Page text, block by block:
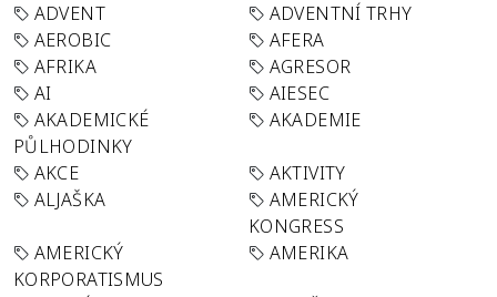
ADVENT
ADVENTNÍ TRHY
AEROBIC
AFERA
AFRIKA
AGRESOR
AI
AIESEC
AKADEMICKÉ
PŮLHODINKY
AKADEMIE
AKCE
AKTIVITY
ALJAŠKA
AMERICKÝ
KONGRESS
AMERICKÝ
KORPORATISMUS
AMERIKA